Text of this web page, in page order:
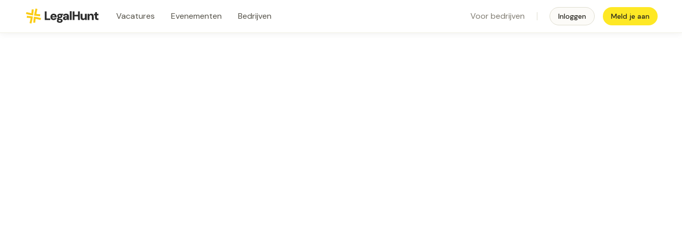
Vacatures Evenementen Bedrijven Voor bedrijven Inloggen Meld je aan